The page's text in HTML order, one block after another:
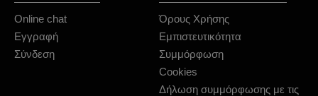
Online chat
Εγγραφή
Σύνδεση
Όρους Χρήσης
Εμπιστευτικότητα
Συμμόρφωση
Cookies
Δήλωση συμμόρφωσης με τις